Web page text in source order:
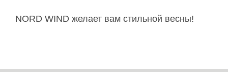
NORD WIND желает вам стильной весны!